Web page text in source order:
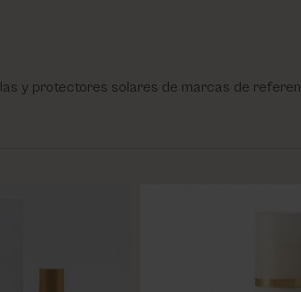
y protectores solares de marcas de